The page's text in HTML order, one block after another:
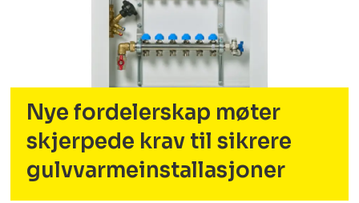
Nye fordelerskap møter
skjerpede krav til sikrere
gulvvarmeinstallasjoner